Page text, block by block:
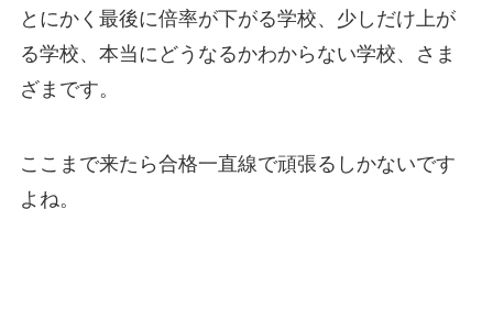
とにかく最後に倍率が下がる学校、少しだけ上が
る学校、本当にどうなるかわからない学校、さま
ざまです。
ここまで来たら合格一直線で頑張るしかないです
よね。